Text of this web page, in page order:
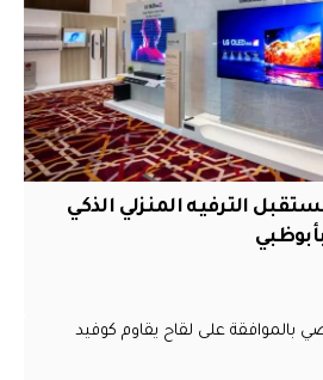
الترفيه المنزلي الذكي